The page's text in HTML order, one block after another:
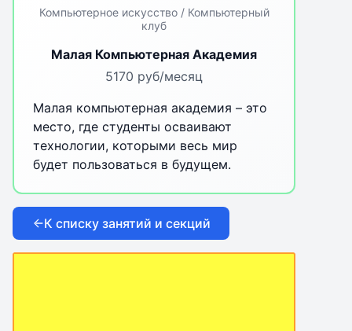
Компьютерное искусство / Компьютерный
клуб
Малая Компьютерная Академия
5170 руб/месяц
Малая компьютерная академия – это
место, где студенты осваивают
технологии, которыми весь мир
будет пользоваться в будущем.
К списку занятий и секций